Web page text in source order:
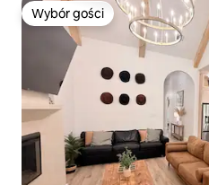
Wybór gości
Wybór gości